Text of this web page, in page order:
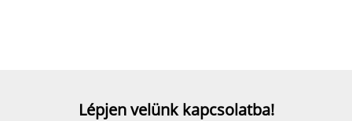
Lépjen velünk kapcsolatba!